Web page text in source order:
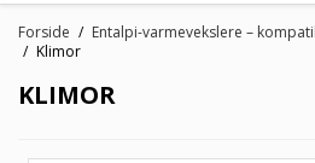
Forside
Entalpi-varmevekslere –
Klimor
KLIMOR